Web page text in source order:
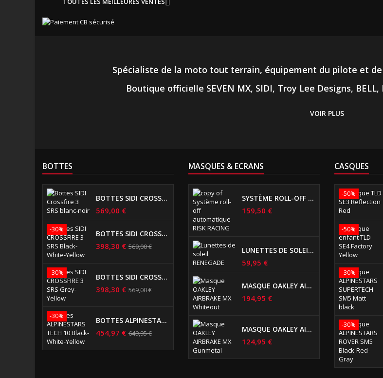

Spécialiste de la moto tout terrain, équipement du pilote et
Boutique officielle SEVEN MX, SIDI, Troy Lee Designs, BELL,
VOIR PLUS
BOTTES
BOTTES SIDI CROSSFIRE 3 SRS BLANC-NOIR
569,00 €
-30% BOTTES SIDI CROSSFIRE 3 SRS...
398,30 € 569,00 €
-30% BOTTES SIDI CROSSFIRE 3 SRS GREY-YELLOW
398,30 € 569,00 €
-30% BOTTES ALPINESTARS TECH 10 BLACK-WHITE-YELLOW
454,97 € 649,95 €
MASQUES & ECRANS
SYSTÈME ROLL-OFF AUTOMATIQUE RISK RACING
159,50 €
LUNETTES DE SOLEIL RENEGADE
59,95 €
MASQUE OAKLEY AIRBRAKE MX WHITEOUT
194,95 €
MASQUE OAKLEY AIRBRAKE MX GUNMETAL
124,95 €
CASQUES
-50%
-50%
-30%
-30%